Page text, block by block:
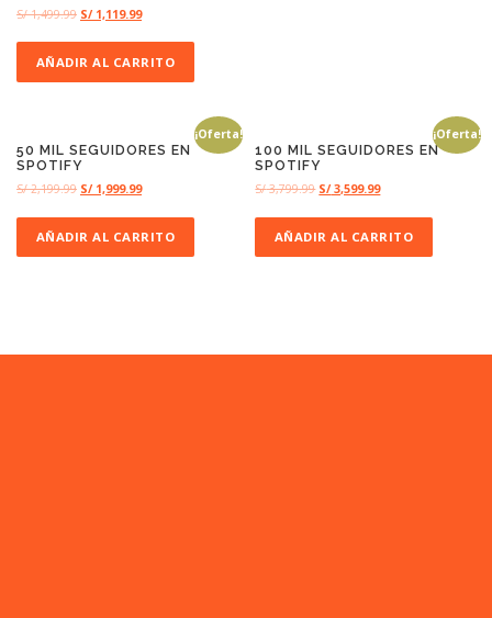
S/1,499.99 S/1,119.99
AÑADIR AL CARRITO
¡Oferta!
50 MIL SEGUIDORES EN
SPOTIFY
S/2,199.99 S/1,999.99
AÑADIR AL CARRITO
¡Oferta!
100 MIL SEGUIDORES EN
SPOTIFY
S/3,799.99 S/3,599.99
AÑADIR AL CARRITO